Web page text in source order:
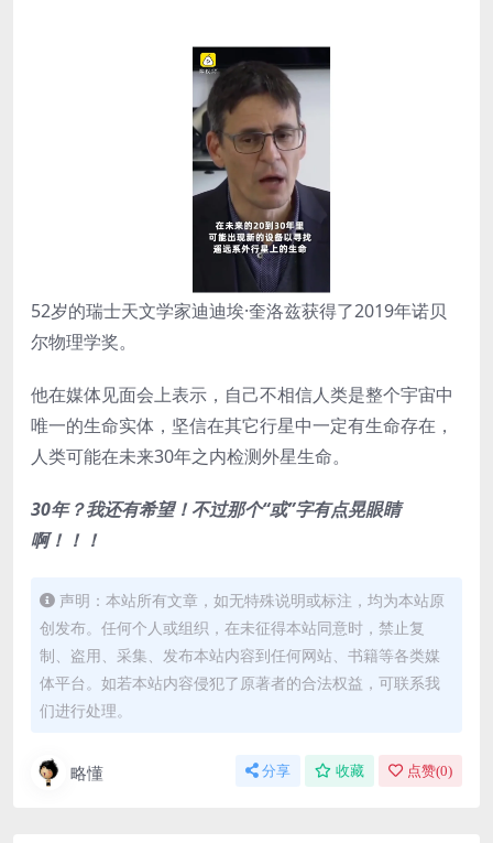
52岁的瑞士天文学家迪迪埃·奎洛兹获得了2019年诺贝
尔物理学奖。
他在媒体见面会上表示，自己不相信人类是整个宇宙中
唯一的生命实体，坚信在其它行星中一定有生命存在，
人类可能在未来30年之内检测外星生命。
30年？我还有希望！不过那个“或”字有点晃眼睛
啊！！！
声明：本站所有文章，如无特殊说明或标注，均为本站原
创发布。任何个人或组织，在未征得本站同意时，禁止复
制、盗用、采集、发布本站内容到任何网站、书籍等各类媒
体平台。如若本站内容侵犯了原著者的合法权益，可联系我
们进行处理。
略懂 分享 收藏 点赞(0)